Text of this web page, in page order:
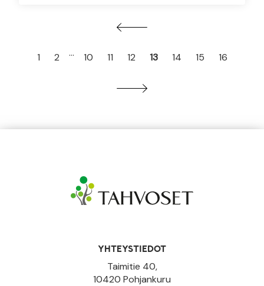
1 2 … 10 11 12 13 14 15 16
YHTEYSTIEDOT
Taimitie 40,
10420 Pohjankuru